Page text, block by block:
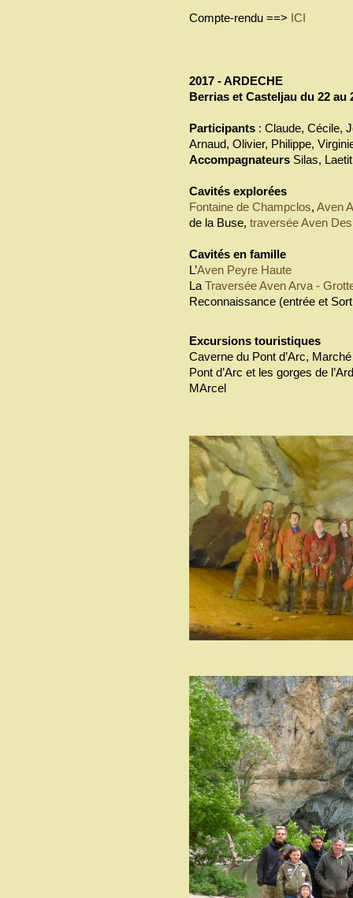
Compte-rendu ==> ICI
2017 - ARDECHE
Berrias et Casteljau du 22 au
Participants : Claude, Cécile,
Arnaud, Olivier, Philippe,
Accompagnateurs Silas,
Cavités explorées
Fontaine de Champclos, Aven
de la Buse, traversée Aven
Cavités en famille
L’Aven Peyre Haute
La Traversée Aven Arva -
Reconnaissance (entrée et
Excursions touristiques
Caverne du Pont d’Arc,
Pont d’Arc et les gorges de
MArcel